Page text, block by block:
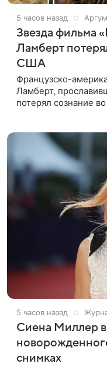
5 часов назад
Звезда фильма
Ламберт
США
Французско-
Ламберт,
потерял сознание
5 часов назад
Сиена Миллер
снимках